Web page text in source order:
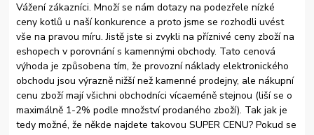
Vážení zákazníci. Množí se nám dotazy na podezřele nízké
ceny kotlů u naší konkurence a proto jsme se rozhodli uvést
vše na pravou míru. Jistě jste si zvykli na příznivé ceny zboží na
eshopech v porovnání s kamennými obchody. Tato cenová
výhoda je způsobena tím, že provozní náklady elektronického
obchodu jsou výrazně nižší než kamenné prodejny, ale nákupní
cenu zboží mají všichni obchodníci vícaeméně stejnou (liší se o
maximálně 1-2% podle množství prodaného zboží). Tak jak je
tedy možné, že někde najdete takovou SUPER CENU? Pokud se